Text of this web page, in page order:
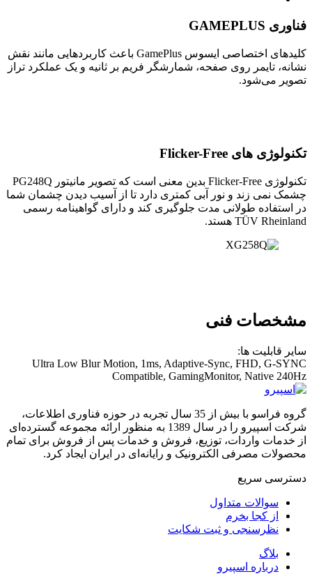
فناوری GAMEPLUS
کلیدهای اختصاصی ایسوس GamePlus باعث کاربردهایی مانند نقش
نشانه، تایمر روی صفحه، شمارشگر فریم بر ثانیه و یک عملکرد تراز
تصویر می‌شود.
تکنولوژی های Flicker-Free
تکنولوژی Flicker-Free بدین معنی است که تصویر مانیتور PG248Q
چشمک نمی زند و نور آبی کمتری دارد تا از آسیب دیدن چشمان شما
در استفاده طولانی مدت جلوگیری کند و دارای گواهینامه رسمی
TÜV Rheinland هستد.
مشخصات فنی
سایر قابلیت ها:
Ultra Low Blur Motion, 1ms, Adaptive-Sync, FHD, G-SYNC
Compatible, GamingMonitor, Native 240Hz
گروه فراسو با بیش از 35 سال تجربه در حوزه فناوری اطلاعات،
شرکت اسپیرو را در سال 1389 به منظور ارائه مجموعه گسترده‌ای
از خدمات واردات، توزیع، فروش و خدمات پس از فروش برای تمام
محصولات مصرفی الکترونیک و رایانه‌ای در ایران ایجاد کرد.
دسترسی‌ سریع
سوالات متداول
از کجا بخرم
نظرسنجی و ثبت شکایت
بلاگ
درباره اسپیرو